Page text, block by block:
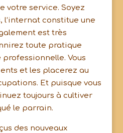
votre service. Soyez
l’internat constitue une
est très
toute pratique
Vous
et les placerez au
Et puisque vous
toujours à cultiver
le parrain.
des nouveaux